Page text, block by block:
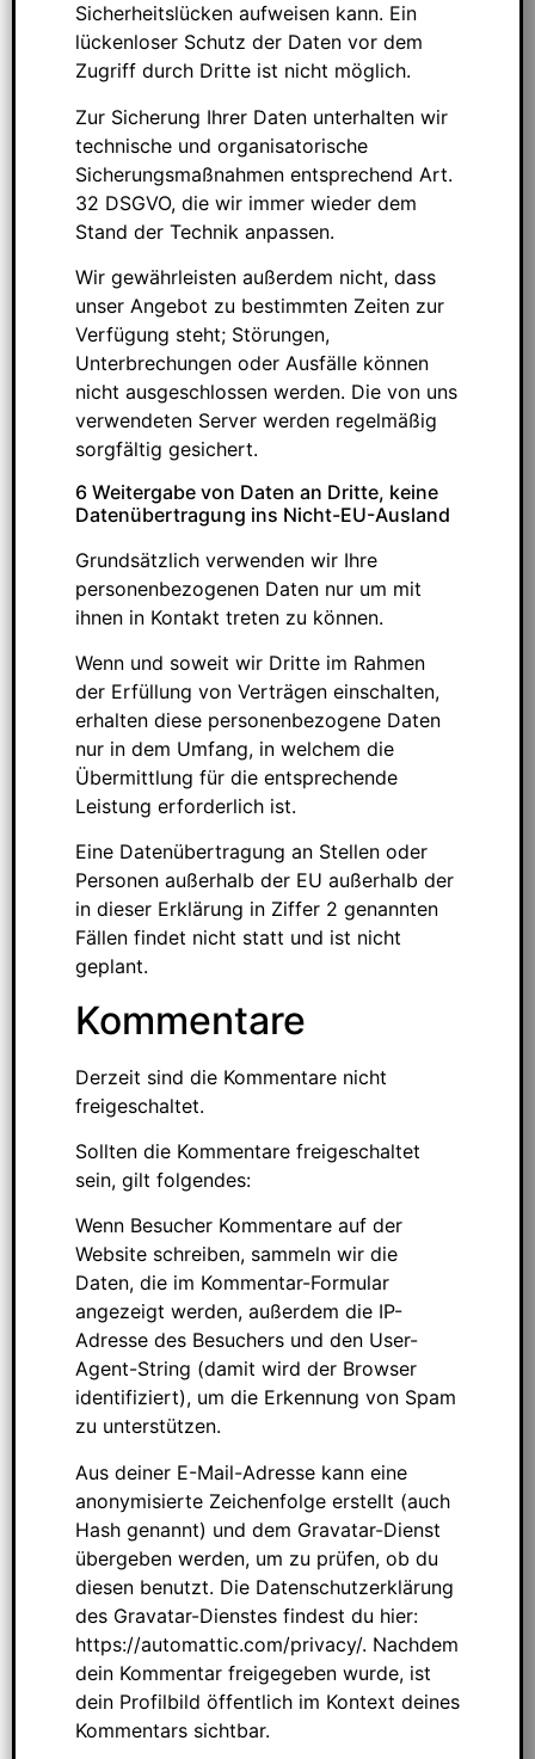
Sicherheitslücken aufweisen kann. Ein
lückenloser Schutz der Daten vor dem
Zugriff durch Dritte ist nicht möglich.
Zur Sicherung Ihrer Daten unterhalten wir
technische und organisatorische
Sicherungsmaßnahmen entsprechend Art.
32 DSGVO, die wir immer wieder dem
Stand der Technik anpassen.
Wir gewährleisten außerdem nicht, dass
unser Angebot zu bestimmten Zeiten zur
Verfügung steht; Störungen,
Unterbrechungen oder Ausfälle können
nicht ausgeschlossen werden. Die von uns
verwendeten Server werden regelmäßig
sorgfältig gesichert.
6 Weitergabe von Daten an Dritte, keine
Datenübertragung ins Nicht-EU-Ausland
Grundsätzlich verwenden wir Ihre
personenbezogenen Daten nur um mit
ihnen in Kontakt treten zu können.
Wenn und soweit wir Dritte im Rahmen
der Erfüllung von Verträgen einschalten,
erhalten diese personenbezogene Daten
nur in dem Umfang, in welchem die
Übermittlung für die entsprechende
Leistung erforderlich ist.
Eine Datenübertragung an Stellen oder
Personen außerhalb der EU außerhalb der
in dieser Erklärung in Ziffer 2 genannten
Fällen findet nicht statt und ist nicht
geplant.
Kommentare
Derzeit sind die Kommentare nicht
freigeschaltet.
Sollten die Kommentare freigeschaltet
sein, gilt folgendes:
Wenn Besucher Kommentare auf der
Website schreiben, sammeln wir die
Daten, die im Kommentar-Formular
angezeigt werden, außerdem die IP-
Adresse des Besuchers und den User-
Agent-String (damit wird der Browser
identifiziert), um die Erkennung von Spam
zu unterstützen.
Aus deiner E-Mail-Adresse kann eine
anonymisierte Zeichenfolge erstellt (auch
Hash genannt) und dem Gravatar-Dienst
übergeben werden, um zu prüfen, ob du
diesen benutzt. Die Datenschutzerklärung
des Gravatar-Dienstes findest du hier:
https://automattic.com/privacy/. Nachdem
dein Kommentar freigegeben wurde, ist
dein Profilbild öffentlich im Kontext deines
Kommentars sichtbar.